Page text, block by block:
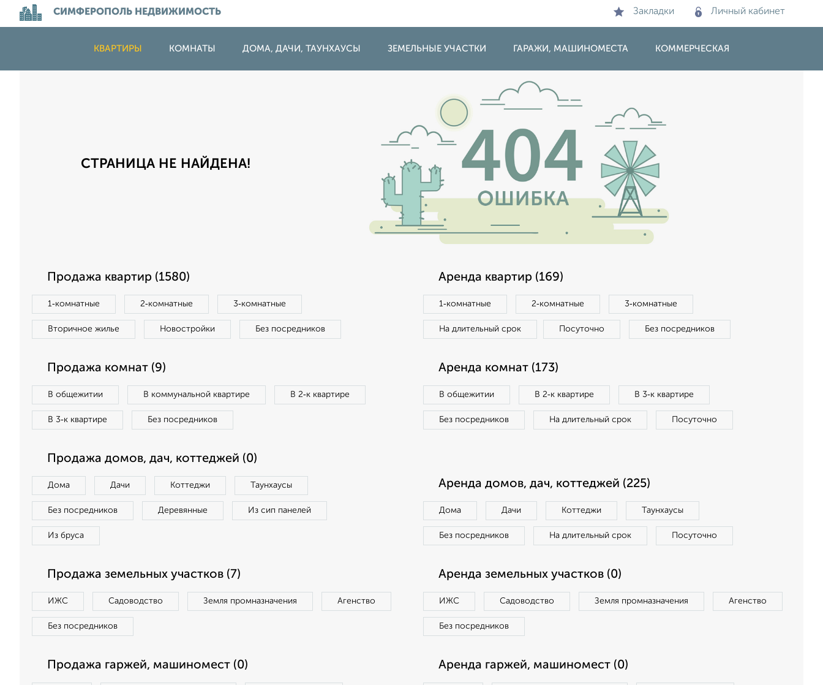
СИМФЕРОПОЛЬ НЕДВИЖИМОСТЬ Закладки Личный кабинет
КВАРТИРЫ КОМНАТЫ ДОМА, ДАЧИ, ТАУНХАУСЫ ЗЕМЕЛЬНЫЕ УЧАСТКИ ГАРАЖИ, МАШИНОМЕСТА КОММЕРЧЕСКАЯ
СТРАНИЦА НЕ НАЙДЕНА!
Продажа квартир (1580)
1‑комнатные 2‑комнатные 3‑комнатные
Вторичное жилье Новостройки Без посредников
Аренда квартир (169)
1‑комнатные 2‑комнатные 3‑комнатные
На длительный срок Посуточно Без посредников
Продажа комнат (9)
В общежитии В коммунальной квартире В 2‑к квартире
В 3‑к квартире Без посредников
Аренда комнат (173)
В общежитии В 2‑к квартире В 3‑к квартире
Без посредников На длительный срок Посуточно
Продажа домов, дач, коттеджей (0)
Дома Дачи Коттеджи Таунхаусы
Без посредников Деревянные Из сип панелей
Из бруса
Аренда домов, дач, коттеджей (225)
Дома Дачи Коттеджи Таунхаусы
Без посредников На длительный срок Посуточно
Продажа земельных участков (7)
ИЖС Садоводство Земля промназначения Агенство
Без посредников
Аренда земельных участков (0)
ИЖС Садоводство Земля промназначения Агенство
Без посредников
Продажа гаржей, машиномест (0) Аренда гаржей, машиномест (0)